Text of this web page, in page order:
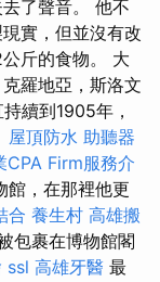
了聲音。 他不
實，但並沒有改
斤的食物。 大
羅地亞，斯洛文
續到1905年，
屋頂防水 助聽器
CPA Firm服務介
館，在那裡他更
合 養生村 高雄搬
包裹在博物館閣
ssl 高雄牙醫 最